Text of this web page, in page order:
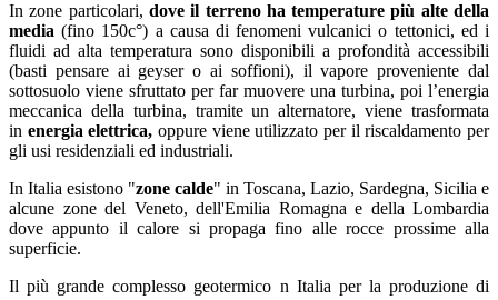
In zone particolari, dove il terreno ha temperature più alte della
media (fino 150c°) a causa di fenomeni vulcanici o tettonici, ed i
fluidi ad alta temperatura sono disponibili a profondità accessibili
(basti pensare ai geyser o ai soffioni), il vapore proveniente dal
sottosuolo viene sfruttato per far muovere una turbina, poi l’energia
meccanica della turbina, tramite un alternatore, viene trasformata
in energia elettrica,oppure viene utilizzato per il riscaldamento per
gli usi residenziali ed industriali.
In Italia esistono "zone calde" in Toscana, Lazio, Sardegna, Sicilia e
alcune zone del Veneto, dell'Emilia Romagna e della Lombardia
dove appunto il calore si propaga fino alle rocce prossime alla
superficie.
Il più grande complesso geotermico n Italia per la produzione di